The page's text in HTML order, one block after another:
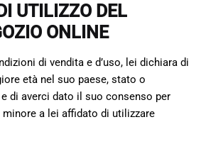
UTILIZZO DEL
ONLINE
di vendita e d’uso, lei dichiara di
età nel suo paese, stato o
di averci dato il suo consenso per
a lei affidato di utilizzare